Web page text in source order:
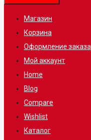
Магазин
Корзина
Оформление заказа
Мой аккаунт
Home
Blog
Compare
Wishlist
Каталог